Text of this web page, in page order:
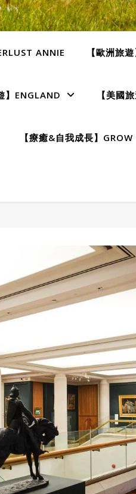
ANNIE 【歐洲旅
】ENGLAND 【美國
【療癒&自我成長】